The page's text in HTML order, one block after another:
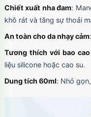
Chiết xuất nha đam:
khô rát và tăng sự thoải
An toàn cho da nhạy cảm
Tương thích với bao
liệu silicone hoặc cao su.
Dung tích 60ml: Nhỏ